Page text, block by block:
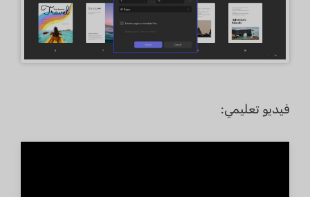
فيديو تعليمي: